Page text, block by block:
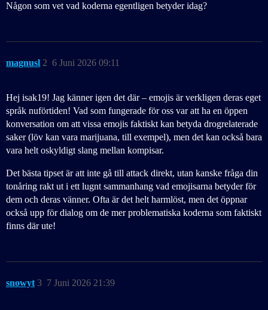
Någon som vet vad koderna egentligen betyder idag?
magnusl 6 Juni 2026 09:11
2
Hej isak19! Jag känner igen det där – emojis är verkligen deras eget
språk nuförtiden! Vad som fungerade för oss var att ha en öppen
konversation om att vissa emojis faktiskt kan betyda drogrelaterade
saker (löv kan vara marijuana, till exempel), men det kan också bara
vara helt oskyldigt slang mellan kompisar.
Det bästa tipset är att inte gå till attack direkt, utan kanske fråga din
tonåring rakt ut i ett lugnt sammanhang vad emojisarna betyder för
dem och deras vänner. Ofta är det helt harmlöst, men det öppnar
också upp för dialog om de mer problematiska koderna som faktiskt
finns där ute!
snowyt 7 Juni 2026 21:39
3